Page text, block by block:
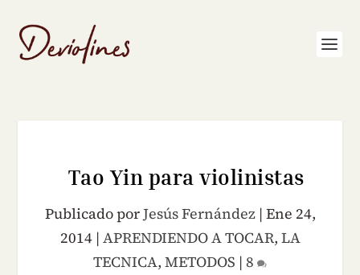
Tao Yin para violinistas
Publicado porJesús Fernández| Ene 24,
2014| APRENDIENDO A TOCAR, LA
TECNICA, METODOS | 8